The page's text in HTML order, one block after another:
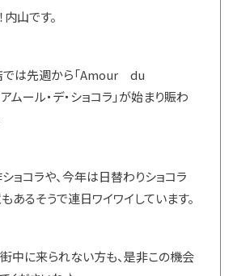
内山です。
では先週から「Amour du
ムール・デ・ショコラ」が始まり賑わ
ョコラや、今年は日替わりショコラ
あるそうで連日ワイワイしています。
中に来られない方も、是非この機会